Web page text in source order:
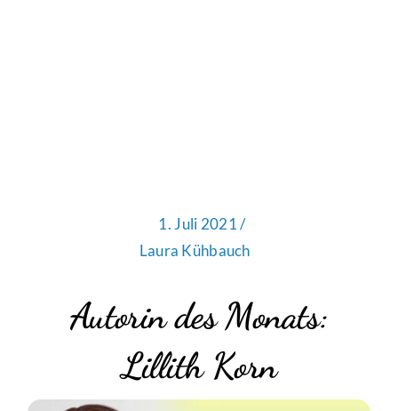
1. Juli 2021 /
Laura Kühbauch
Autorin des Monats:
Lillith Korn